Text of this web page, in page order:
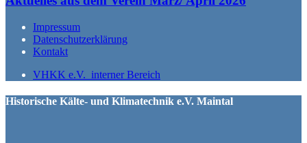
Impressum
Datenschutzerklärung
Kontakt
VHKK e.V. interner Bereich
Historische Kälte- und Klimatechnik e.V. Maintal